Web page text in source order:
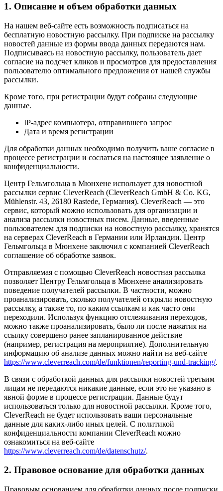
1. Описание и объем обработки данных
На нашем веб-сайте есть возможность подписаться на
бесплатную новостную рассылку. При подписке на рассылку
новостей данные из формы ввода данных передаются нам.
Подписываясь на новостную рассылку, пользователь дает
согласие на подсчет кликов и просмотров для предоставления
пользователю оптимального предложения от нашей службы
рассылки.
Кроме того, при регистрации будут собраны следующие
данные.
IP-адрес компьютера, отправившего запрос
Дата и время регистрации
Для обработки данных необходимо получить ваше согласие в
процессе регистрации и сослаться на настоящее заявление о
конфиденциальности.
Центр Гельмгольца в Мюнхене использует для новостной
рассылки сервис CleverReach (CleverReach GmbH & Co. KG,
Mühlenstr. 43, 26180 Rastede, Германия). CleverReach — это
сервис, который можно использовать для организации и
анализа рассылки новостных писем. Данные, введенные
пользователем для подписки на новостную рассылку, хранятся
на серверах CleverReach в Германии или Ирландии. Центр
Гельмгольца в Мюнхене заключил с компанией CleverReach
соглашение об обработке заявок.
Отправляемая с помощью CleverReach новостная рассылка
позволяет Центру Гельмгольца в Мюнхене анализировать
поведение получателей рассылки. В частности, можно
проанализировать, сколько получателей открыли новостную
рассылку, а также то, по каким ссылкам и как часто они
переходили. Используя функцию отслеживания переходов,
можно также проанализировать, было ли после нажатия на
ссылку совершено ранее запланированное действие
(например, регистрация на мероприятие). Дополнительную
информацию об анализе данных можно найти на веб-сайте
https://www.cleverreach.com/de/funktionen/reporting-und-tracking/.
В связи с обработкой данных для рассылки новостей третьим
лицам не передаются никакие данные, если это не указано в
явной форме в процессе регистрации. Данные будут
использоваться только для новостной рассылки. Кроме того,
CleverReach не будет использовать ваши персональные
данные для каких-либо иных целей. С политикой
конфиденциальности компании CleverReach можно
ознакомиться на веб-сайте
https://www.cleverreach.com/de/datenschutz/.
2. Правовое основание для обработки данных
Правовым основанием для обработки данных после подписки